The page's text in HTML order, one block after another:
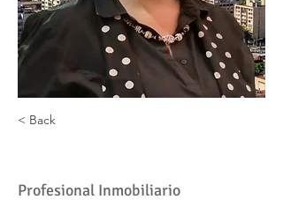
< Back
Profesional Inmobiliario